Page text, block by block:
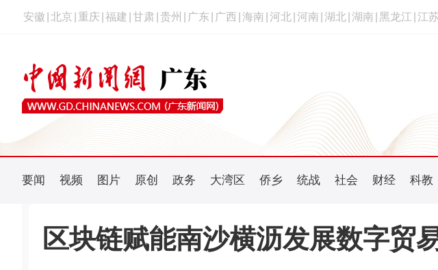
安徽 北京 重庆 福建 甘肃 贵州 广东 广西 海南 河北 河南 湖北 湖南 黑龙江 江苏
要闻 视频 图片 原创 政务 大湾区 侨乡 统战 社会 财经 科教
区块链赋能南沙横沥发展数字贸